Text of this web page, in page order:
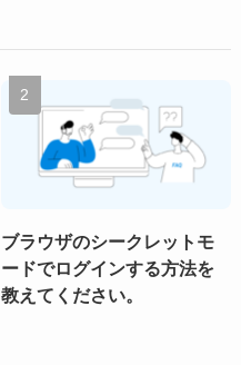
ブラウザのシークレットモ
ードでログインする方法を
教えてください。